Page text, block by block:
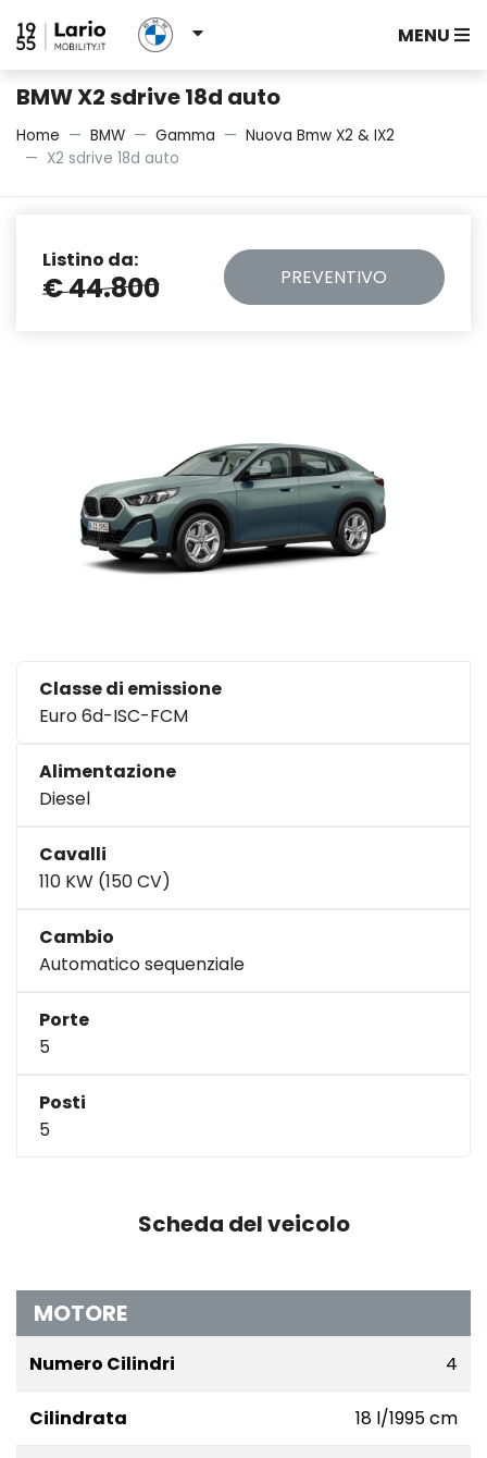
MENU
BMW X2 sdrive 18d auto
Home BMW Gamma
Nuova Bmw X2 & IX2
X2 sdrive 18d auto
Listino da:
€ 44.800 PREVENTIVO
Classe di emissione
Euro 6d-ISC-FCM
Alimentazione
Diesel
Cavalli
110 KW (150 CV)
Cambio
Automatico sequenziale
Porte
5
Posti
5
Scheda del veicolo
MOTORE
Numero Cilindri 4
Cilindrata 18 l/1995 cm